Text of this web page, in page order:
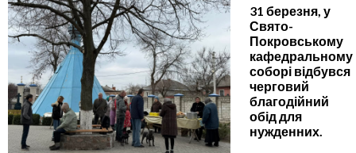
31 березня, у
Свято-
Покровському
кафедральному
соборі відбувся
черговий
благодійний
обід для
нужденних.